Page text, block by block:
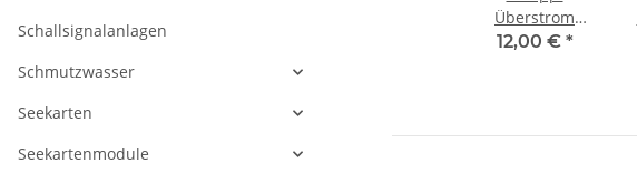
Überstrom
Schutzschalter
12,00 € *
Schallsignalanlagen
Schmutzwasser
Seekarten
Seekartenmodule